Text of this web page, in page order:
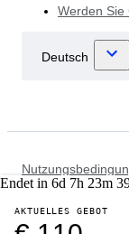
Endet in 6d 7h 23m
AKTUELLES GEBOT
Werden Sie